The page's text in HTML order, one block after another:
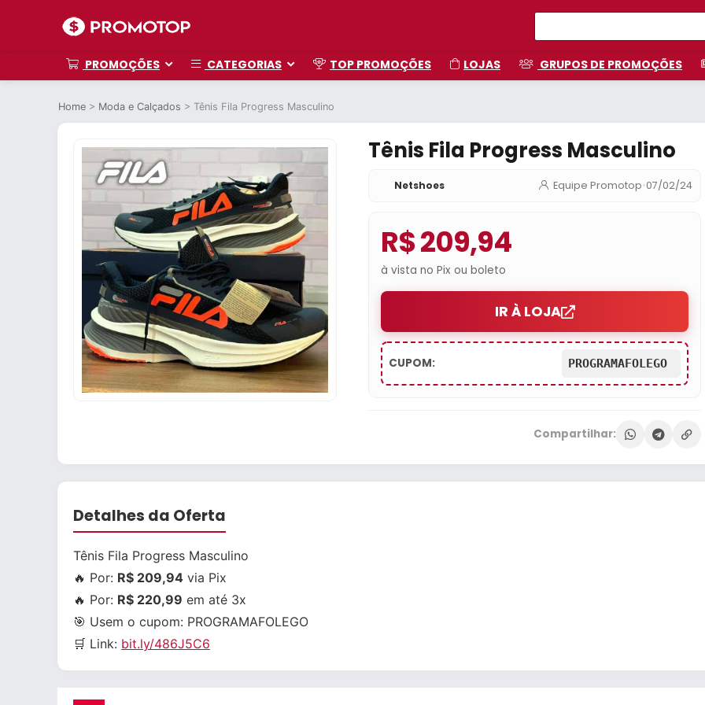
PROMOÇÕES CATEGORIAS TOP PROMOÇÕES LOJAS GRUPOS DE PROMOÇÕES
Home > Moda e Calçados > Tênis Fila Progress Masculino
Tênis Fila Progress Masculino
Netshoes Equipe Promotop•07/02/24
R$ 209,94
à vista no Pix ou boleto
IR À LOJA
CUPOM: PROGRAMAFOLEGO
Compartilhar:
Detalhes da Oferta
Tênis Fila Progress Masculino
🔥 Por: R$ 209,94 via Pix
🔥 Por: R$ 220,99 em até 3x
🎯 Usem o cupom: PROGRAMAFOLEGO
🛒 Link: bit.ly/486J5C6